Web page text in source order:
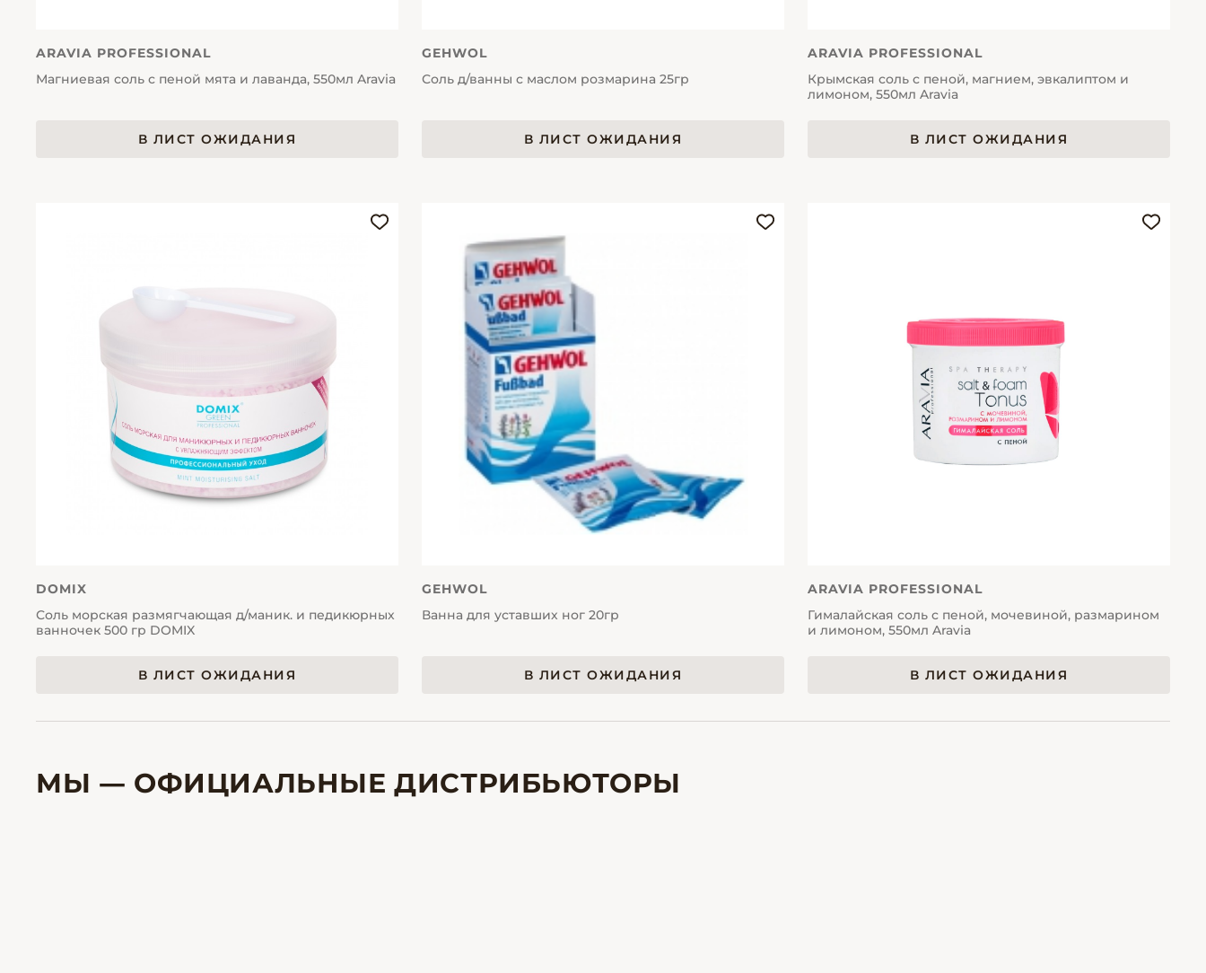
ARAVIA PROFESSIONAL
Магниевая соль с пеной мята и лаванда, 550мл Aravia
В ЛИСТ ОЖИДАНИЯ
GEHWOL
Соль д/ванны с маслом розмарина 25гр
В ЛИСТ ОЖИДАНИЯ
ARAVIA PROFESSIONAL
Крымская соль с пеной, магнием, эвкалиптом и
лимоном, 550мл Aravia
В ЛИСТ ОЖИДАНИЯ
DOMIX
Соль морская размягчающая д/маник. и педикюрных
ванночек 500 гр DOMIX
В ЛИСТ ОЖИДАНИЯ
GEHWOL
Ванна для уставших ног 20гр
В ЛИСТ ОЖИДАНИЯ
ARAVIA PROFESSIONAL
Гималайская соль с пеной, мочевиной, размарином
и лимоном, 550мл Aravia
В ЛИСТ ОЖИДАНИЯ
МЫ — ОФИЦИАЛЬНЫЕ ДИСТРИБЬЮТОРЫ